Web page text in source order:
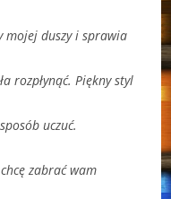
mojej duszy i sprawia
rozpłynąć. Piękny styl
uczuć.
zabrać wam